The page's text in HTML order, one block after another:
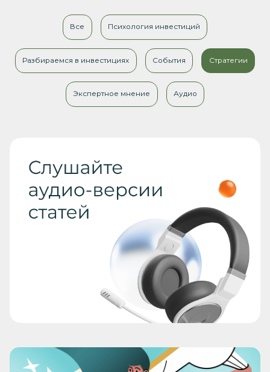
Все Психология инвестиций
Разбираемся в инвестициях События Стратегии
Экспертное мнение Аудио